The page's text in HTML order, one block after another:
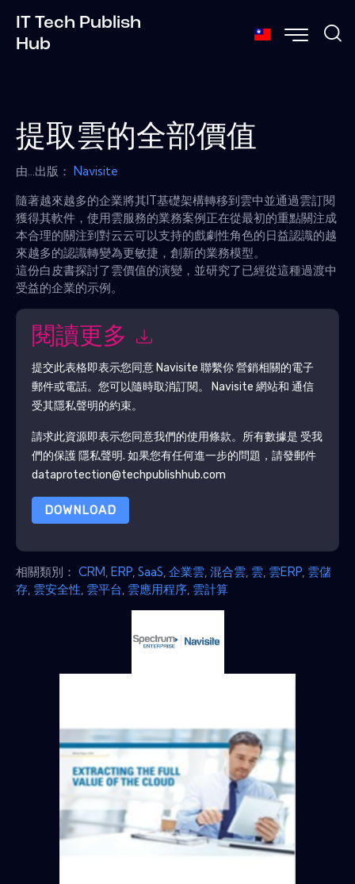
IT Tech Publish
Hub
提取雲的全部價值
由...出版： Navisite
隨著越來越多的企業將其IT基礎架構轉移到雲中並通過雲訂閱
獲得其軟件，使用雲服務的業務案例正在從最初的重點關注成
本合理的關注到對云云可以支持的戲劇性角色的日益認識的越
來越多的認識轉變為更敏捷，創新的業務模型。
這份白皮書探討了雲價值的演變，並研究了已經從這種過渡中
受益的企業的示例。
閱讀更多
提交此表格即表示您同意 Navisite 聯繫你 營銷相關的電子
郵件或電話。您可以隨時取消訂閱。
Navisite 網站和 通信
受其隱私聲明的約束。
請求此資源即表示您同意我們的使用條款。所有數據是 受我
們的保護 隱私聲明. 如果您有任何進一步的問題，請發郵件
dataprotection@techpublishhub.com
DOWNLOAD
相關類別： CRM ERP SaaS 企業雲 混合雲 雲 雲ERP 雲儲
存 雲安全性 雲平台 雲應用程序 雲計算